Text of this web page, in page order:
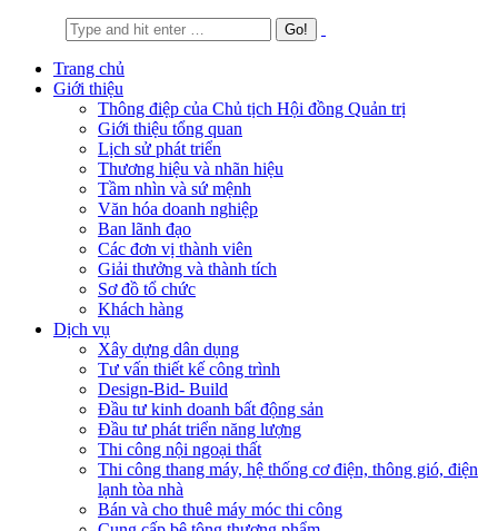
Trang chủ
Giới thiệu
Thông điệp của Chủ tịch Hội đồng Quản trị
Giới thiệu tổng quan
Lịch sử phát triển
Thương hiệu và nhãn hiệu
Tầm nhìn và sứ mệnh
Văn hóa doanh nghiệp
Ban lãnh đạo
Các đơn vị thành viên
Giải thưởng và thành tích
Sơ đồ tổ chức
Khách hàng
Dịch vụ
Xây dựng dân dụng
Tư vấn thiết kế công trình
Design-Bid- Build
Đầu tư kinh doanh bất động sản
Đầu tư phát triển năng lượng
Thi công nội ngoại thất
Thi công thang máy, hệ thống cơ điện, thông gió, điện
lạnh tòa nhà
Bán và cho thuê máy móc thi công